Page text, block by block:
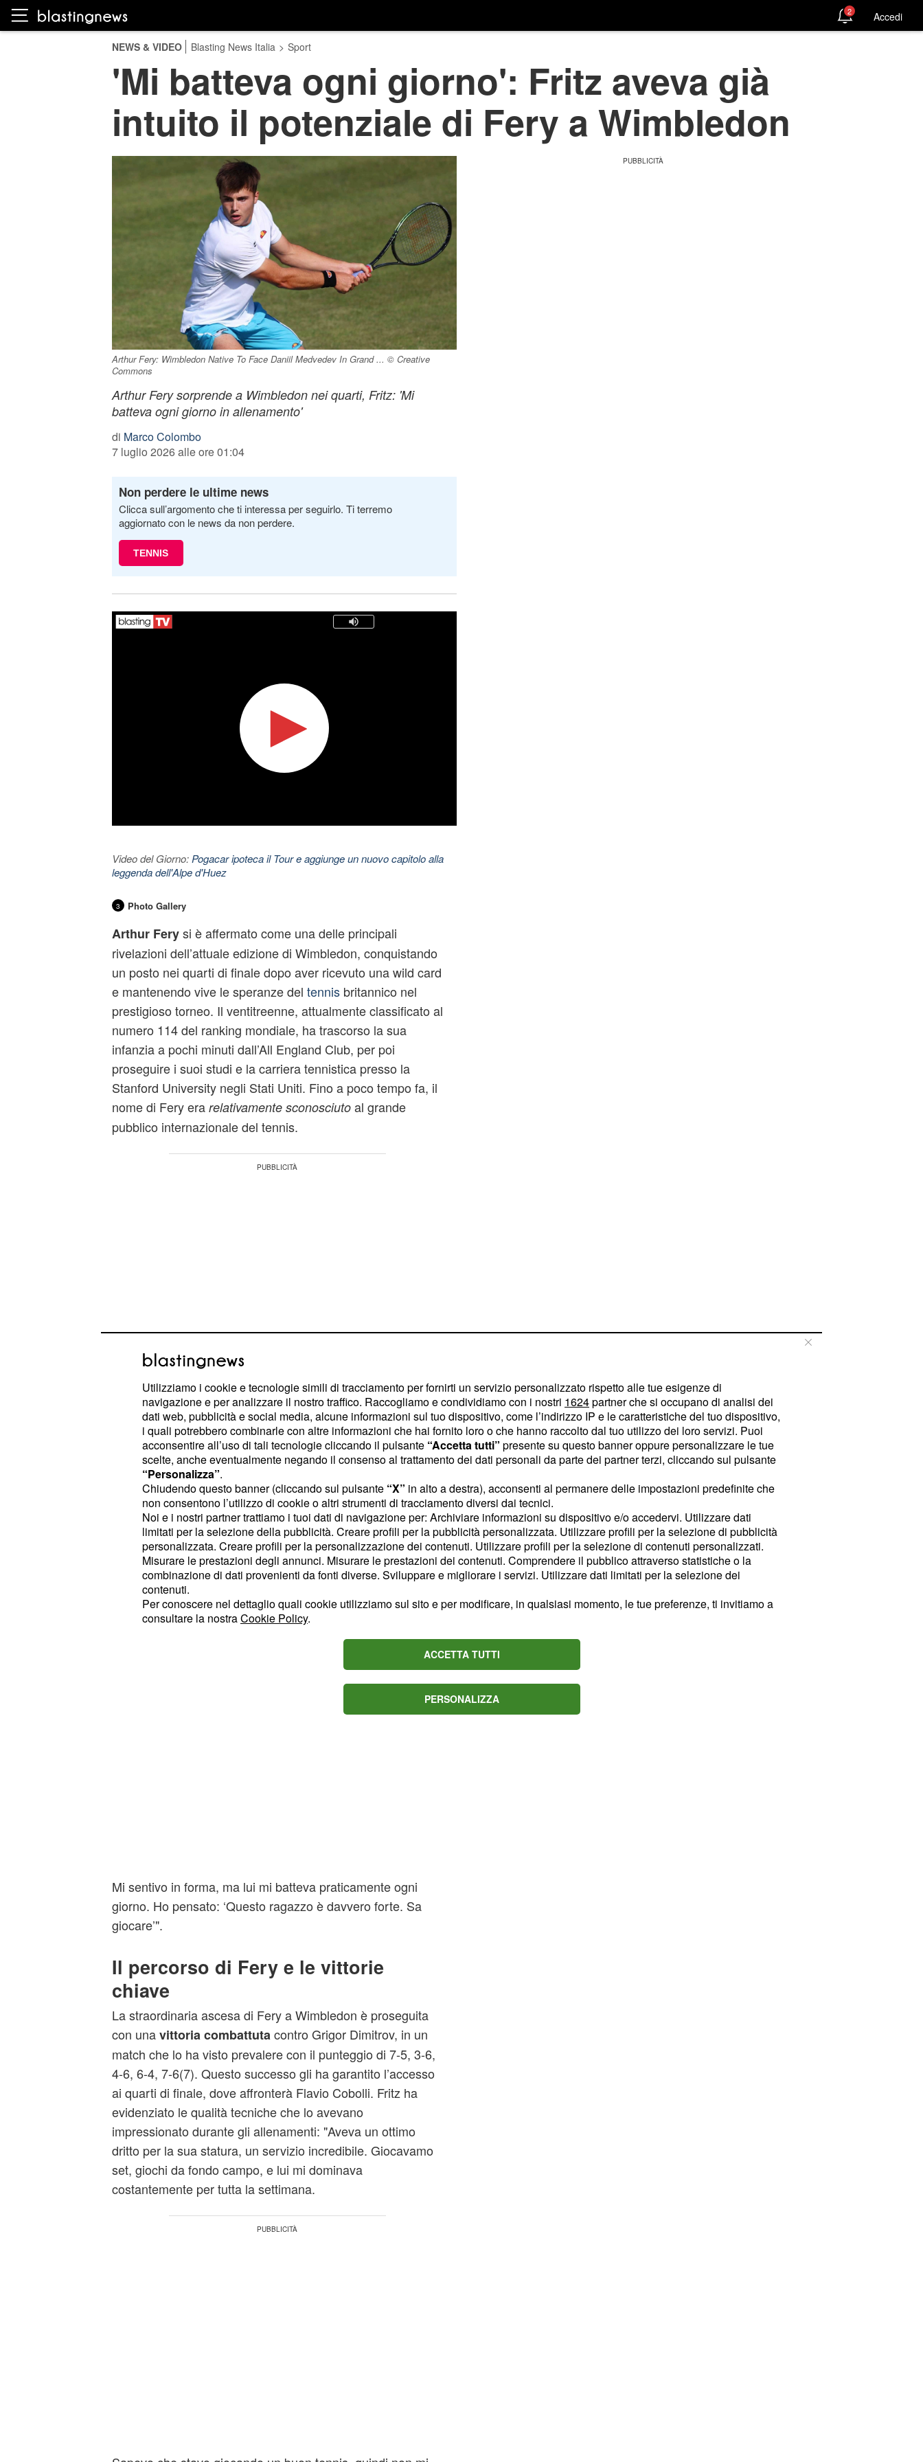
2 Accedi
NEWS & VIDEO Blasting News Italia > Sport
'Mi batteva ogni giorno': Fritz aveva già
intuito il potenziale di Fery a Wimbledon
Arthur Fery: Wimbledon Native To Face Daniil Medvedev In Grand ... © Creative
Commons
Arthur Fery sorprende a Wimbledon nei quarti, Fritz: 'Mi
batteva ogni giorno in allenamento'
di Marco Colombo
7 luglio 2026 alle ore 01:04
Non perdere le ultime news
Clicca sull’argomento che ti interessa per seguirlo. Ti terremo
aggiornato con le news da non perdere.
TENNIS
Video del Giorno: Pogacar ipoteca il Tour e aggiunge un nuovo capitolo alla
leggenda dell'Alpe d'Huez
3 Photo Gallery
Arthur Ferysi è affermato come una delle principali
rivelazioni dell’attuale edizione di Wimbledon, conquistando
un posto nei quarti di finale dopo aver ricevuto una wild card
e mantenendo vive le speranze del tennisbritannico nel
prestigioso torneo. Il ventitreenne, attualmente classificato al
numero 114 del ranking mondiale, ha trascorso la sua
infanzia a pochi minuti dall’All England Club, per poi
proseguire i suoi studi e la carriera tennistica presso la
Stanford University negli Stati Uniti. Fino a poco tempo fa, il
nome di Fery era relativamente sconosciutoal grande
pubblico internazionale del tennis.
Tuttavia, tra coloro che avevano già intuito il suonotevole
potenzialec’era Taylor Fritz, a sua volta protagonista di una
solida corsa ai quarti di finale di Wimbledon per il terzo anno
consecutivo. Il tennista americano ha rivelato di aver
condiviso una settimana di intensi allenamenti con Fery a
Londra, in un periodo precedente alle ATP Finals di Torino.
"So parecchio su Arthur", ha dichiarato Fritz. "Sono stato a
Londra prima delle Finals del 2024, ho fatto una settimana
di allenamento lì prima di andare a Torino. Ho giocato con
lui quasi tutta la settimana". Fritz ha aggiunto dettagli
significativi su quelle sessioni: "Stavo giocando bene, sono
arrivato in finale a Torino la settimana dopo.
Mi sentivo in forma, ma lui mi batteva praticamente ogni
giorno. Ho pensato: ‘Questo ragazzo è davvero forte. Sa
giocare’".
Il percorso di Fery e le vittorie
chiave
La straordinaria ascesa di Fery a Wimbledon è proseguita
con unavittoria combattuta contro Grigor Dimitrov, in un
match che lo ha visto prevalere con il punteggio di 7-5, 3-6,
4-6, 6-4, 7-6(7). Questo successo gli ha garantito l’accesso
ai quarti di finale, dove affronterà Flavio Cobolli. Fritz ha
evidenziato le qualità tecniche che lo avevano
impressionato durante gli allenamenti: "Aveva un ottimo
dritto per la sua statura, un servizio incredibile. Giocavamo
set, giochi da fondo campo, e lui mi dominava
costantemente per tutta la settimana.
Utilizziamo i cookie e tecnologie simili di tracciamento per fornirti un servizio personalizzato rispetto alle tue esigenze di
navigazione e per analizzare il nostro traffico. Raccogliamo e condividiamo con i nostri 1624partner che si occupano di analisi dei
dati web, pubblicità e social media, alcune informazioni sul tuo dispositivo, come l’indirizzo IP e le caratteristiche del tuo dispositivo,
i quali potrebbero combinarle con altre informazioni che hai fornito loro o che hanno raccolto dal tuo utilizzo dei loro servizi. Puoi
acconsentire all’uso di tali tecnologie cliccando il pulsante “Accetta tutti” presente su questo banner oppure personalizzare le tue
scelte, anche eventualmente negando il consenso al trattamento dei dati personali da parte dei partner terzi, cliccando sul pulsante
“Personalizza”.
Chiudendo questo banner (cliccando sul pulsante “X” in alto a destra), acconsenti al permanere delle impostazioni predefinite che
non consentono l’utilizzo di cookie o altri strumenti di tracciamento diversi dai tecnici.
Noi e i nostri partner trattiamo i tuoi dati di navigazione per: Archiviare informazioni su dispositivo e/o accedervi. Utilizzare dati
limitati per la selezione della pubblicità. Creare profili per la pubblicità personalizzata. Utilizzare profili per la selezione di pubblicità
personalizzata. Creare profili per la personalizzazione dei contenuti. Utilizzare profili per la selezione di contenuti personalizzati.
Misurare le prestazioni degli annunci. Misurare le prestazioni dei contenuti. Comprendere il pubblico attraverso statistiche o la
combinazione di dati provenienti da fonti diverse. Sviluppare e migliorare i servizi. Utilizzare dati limitati per la selezione dei
contenuti.
Per conoscere nel dettaglio quali cookie utilizziamo sul sito e per modificare, in qualsiasi momento, le tue preferenze, ti invitiamo a
consultare la nostraCookie Policy.
ACCETTA TUTTI
PERSONALIZZA